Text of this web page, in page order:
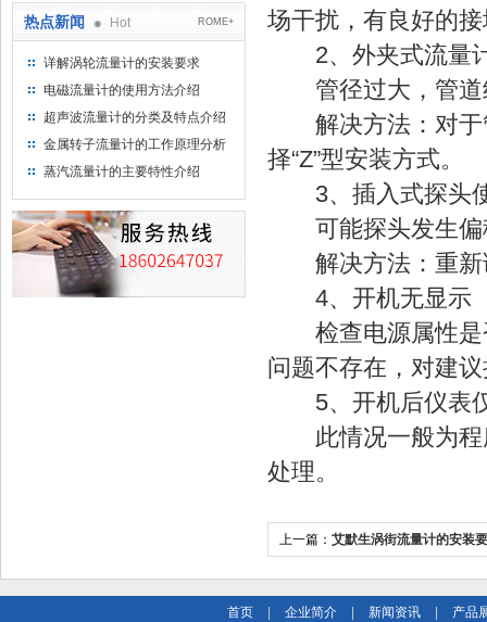
热点新闻 Hot ROME+
详解涡轮流量计的安装要求
电磁流量计的使用方法介绍
超声波流量计的分类及特点介绍
金属转子流量计的工作原理分析
蒸汽流量计的主要特性介绍
场干扰，有良好的
2、外夹式流量
管径过大，管道
解决方法：对于
择“Z”型安装方式。
3、插入式探头使
可能探头发生偏
解决方法：重新
4、开机无显示
检查电源属性是
问题不存在，对建
5、开机后仪表仅
此情况一般为程
处理。
上一篇： 艾默生涡街流量计的安装
首页 企业简介 新闻资讯 产品